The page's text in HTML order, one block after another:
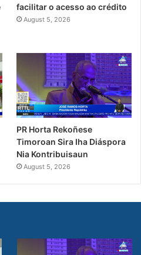
facilitar o acesso ao crédito
August 5, 2026
PR Horta Rekoñese
Timoroan Sira Iha Diáspora
Nia Kontribuisaun
August 5, 2026